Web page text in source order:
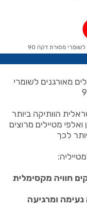
מסורת דקה 90
מאורגנים לשומרי
הוותיקה ביותר
ואלפי מטיילים מרוצים
לכך
חוויה מקסימלית
נעימה ומרגיעה